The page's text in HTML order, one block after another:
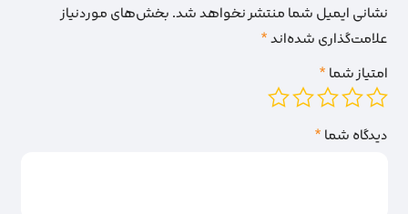
نشانی ایمیل شما منتشر نخواهد شد.بخش‌های موردنیاز
علامت‌گذاری شده‌اند*
امتیاز شما*
دیدگاه شما*